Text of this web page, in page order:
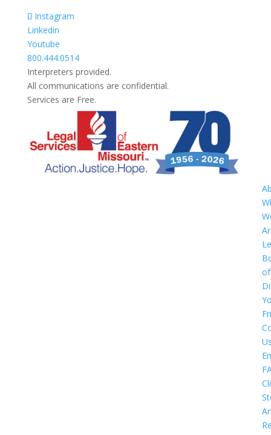
Instagram
Linkedin
Youtube
800.444.0514
Interpreters provided.
All communications are confidential.
Services are Free.
of